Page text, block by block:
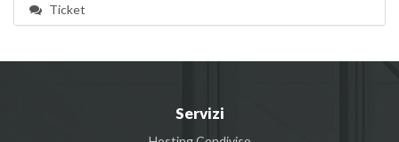
Ticket
Servizi